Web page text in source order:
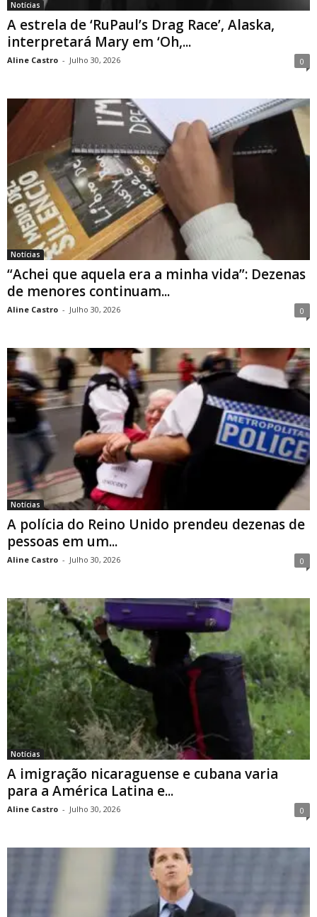
Notícias
A estrela de ‘RuPaul’s Drag Race’, Alaska,
interpretará Mary em ‘Oh,...
Aline Castro - Julho 30, 2026 0
Notícias
“Achei que aquela era a minha vida”: Dezenas
de menores continuam...
Aline Castro - Julho 30, 2026 0
Notícias
A polícia do Reino Unido prendeu dezenas de
pessoas em um...
Aline Castro - Julho 30, 2026 0
Notícias
A imigração nicaraguense e cubana varia
para a América Latina e...
Aline Castro - Julho 30, 2026 0